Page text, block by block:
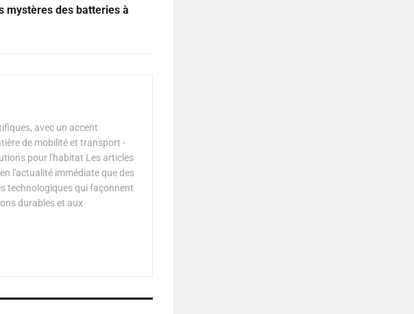
mystères des batteries à
avec un accent
de mobilité et transport -
pour l'habitat Les articles
l'actualité immédiate que des
technologiques qui façonnent
durables et aux